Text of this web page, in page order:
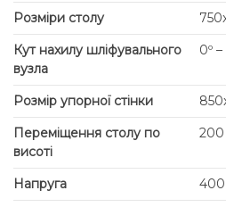
Розміри столу
Кут нахилу шліфувального
вузла
0º
Розмір упорної стінки
Переміщення столу по
висоті
Напруга